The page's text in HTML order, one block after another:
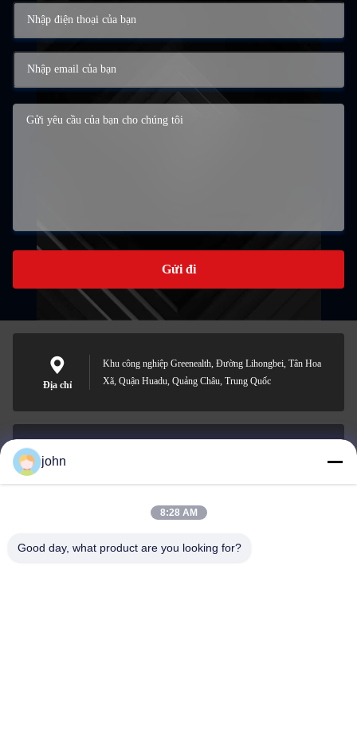
Gửi đi
Địa chỉ
Khu công nghiệp Greenealth, Đường Lihongbei, Tân Hoa
Xã, Quận Huadu, Quảng Châu, Trung Quốc
0086-153-7406-6785
john
8:28 AM
Good day, what product are you looking for?